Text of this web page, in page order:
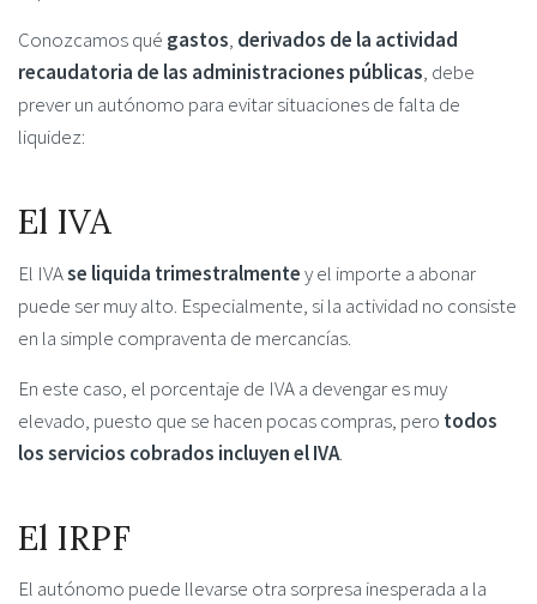
Conozcamos qué gastos, derivados de la actividad
recaudatoria de las administraciones públicas, debe
prever un autónomo para evitar situaciones de falta de
liquidez:
El IVA
El IVAse liquida trimestralmentey el importe a abonar
puede ser muy alto. Especialmente, si la actividad no consiste
en la simple compraventa de mercancías.
En este caso, el porcentaje de IVA a devengar es muy
elevado, puesto que se hacen pocas compras, pero todos
los servicios cobrados incluyen el IVA.
El IRPF
El autónomo puede llevarse otra sorpresa inesperada a la